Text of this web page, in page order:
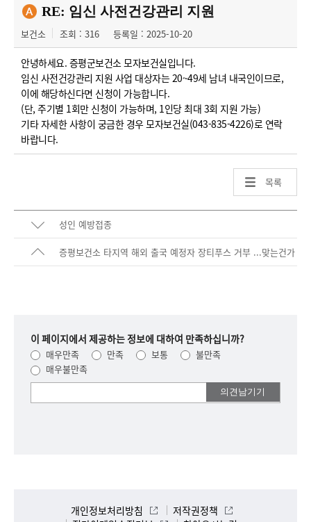
RE: 임신 사전건강관리 지원
보건소 조회 : 316 등록일 : 2025-10-20
안녕하세요. 증평군보건소 모자보건실입니다.
임신 사전건강관리 지원 사업 대상자는 20~49세 남녀 내국인이므로,
이에 해당하신다면 신청이 가능합니다.
(단, 주기별 1회만 신청이 가능하며, 1인당 최대 3회 지원 가능)
기타 자세한 사항이 궁금한 경우 모자보건실(043-835-4226)로 연락
바랍니다.
목록
성인 예방접종
증평보건소 타지역 해외 출국 예정자 장티푸스 거부 ...맞는건가
이 페이지에서 제공하는 정보에 대하여 만족하십니까?
매우만족 만족 보통
불만족
매우불만족
의견을
개인정보처리방침
저작권정책